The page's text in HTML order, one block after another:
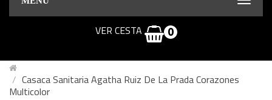
VER CESTA 0
Casaca Sanitaria Agatha Ruiz De La Prada Corazones
Multicolor